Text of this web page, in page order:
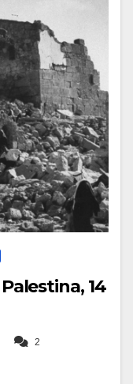
14
2